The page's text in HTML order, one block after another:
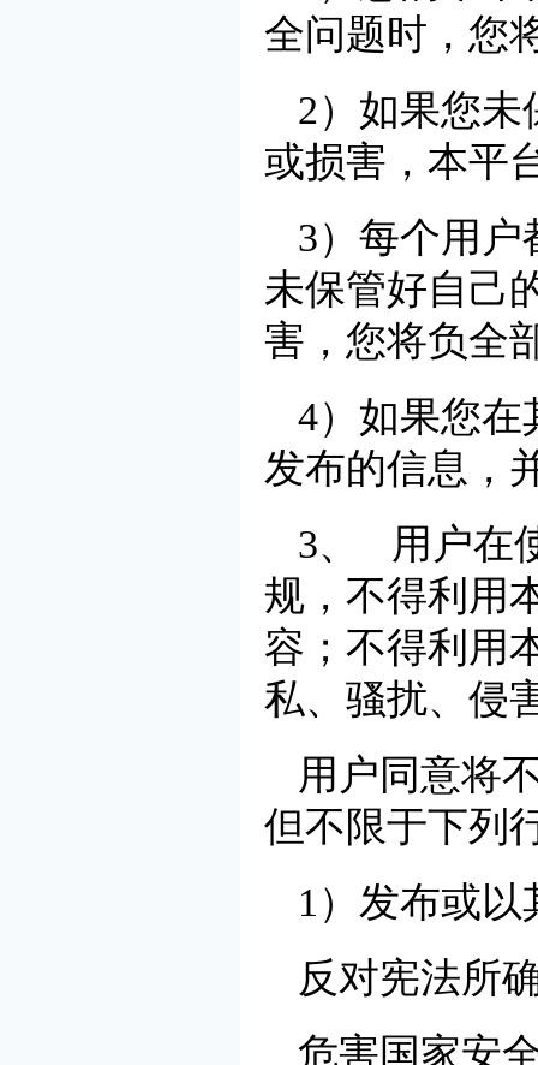
全问题时，您
2）如果您
或损害，本平
3）每个用
未保管好自己
害，您将负全
4）如果您在
发布的信息，
3、 用户在
规，不得利用
容；不得利用
私、骚扰、侵
用户同意将
但不限于下列
1）发布或
反对宪法所
危害国家安